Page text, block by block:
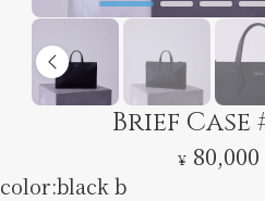
Brief Case
￥ 80,000
color:black b